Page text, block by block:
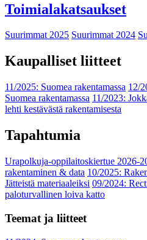
Toimialakatsaukset
Suurimmat 2025 Suurimmat 2024
Kaupalliset liitteet
11/2025: Suomea rakentamassa 12/
Suomea rakentamassa 11/2023:
lehti kestävästä rakentamisesta
Tapahtumia
Urapolkuja-oppilaitoskiertue 2026-
rakentaminen & data 10/2025:
Jätteistä materiaaleiksi 09/2024:
paloturvallinen loiva katto
Teemat ja liitteet